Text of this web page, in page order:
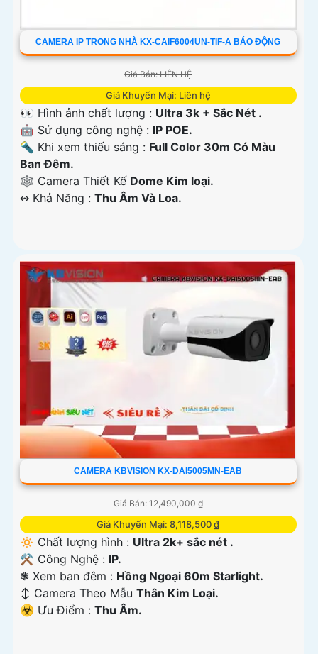
CAMERA IP TRONG NHÀ KX-CAIF6004UN-TIF-A BÁO ĐỘNG
Giá Bán: LIÊN HỆ
Giá Khuyến Mại: Liên hệ
👀 Hình ảnh chất lượng : Ultra 3k + Sắc Nét .
🤖️ Sử dụng công nghệ : IP POE.
🔦 Khi xem thiếu sáng : Full Color 30m Có Màu
Ban Ðêm.
🕸️ Camera Thiết Kế Dome Kim loại.
️↭ Khả Năng : Thu Âm Và Loa.
CAMERA KBVISION KX-DAI5005MN-EAB
Giá Bán: 12,490,000 ₫
Giá Khuyến Mại: 8,118,500 ₫
🔅 Chất lượng hình : Ultra 2k+ sắc nét .
⚒ Công Nghệ : IP.
❃ Xem ban đêm : Hồng Ngoại 60m Starlight.
↕️ Camera Theo Mẫu Thân Kim Loại.
️☣️ Ưu Điểm : Thu Âm.